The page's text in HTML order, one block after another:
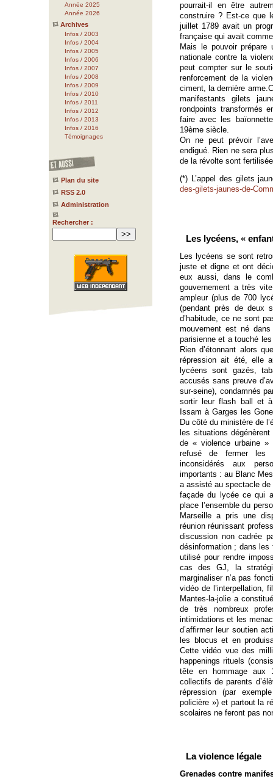
Année 2025
Année 2026
Archives
Infos / 2003
Infos / 2004
Infos / 2005
Infos / 2006
Infos / 2007
Infos / 2008
Infos / 2009
Infos / 2010
Infos / 2011
Infos / 2012
Infos / 2013
Infos / 2016
Témoignages
Plan du site
RSS 2.0
Administration
Rechercher :
pourrait-il en être
construire ? Est-ce que
juillet 1789 avait un
française qui avait
Mais le pouvoir prépare
nationale contre la
peut compter sur le
renforcement de la
ciment, la dernière
manifestants gilets
rondpoints transformés
faire avec les
19ème siècle.
On ne peut prévoir
endigué. Rien ne sera
de la révolte sont
(*) L’appel des gilets
des-gilets-jaunes-de-
Les lycéens, «
Les lycéens se sont
juste et digne et ont
eux aussi, dans le
gouvernement a très
ampleur (plus de 700
(pendant près de deux
d’habitude, ce ne sont
mouvement est né
parisienne et a touché
Rien d’étonnant alors
répression ait été, elle
lycéens sont gazés,
accusés sans preuve
sur-seine), condamnés
sortir leur flash ball et
Issam à Garges les
Du côté du ministère de
les situations
de « violence urbaine
refusé de fermer les
inconsidérés aux
importants : au Blanc
a assisté au spectacle
façade du lycée ce qui
place l’ensemble du
Marseille a pris une
réunion réunissant
discussion non cadrée
désinformation ; dans
utilisé pour rendre
cas des GJ, la
marginaliser n’a pas
vidéo de l’interpellation,
Mantes-la-jolie a
de très nombreux
intimidations et les
d’affirmer leur soutien
les blocus et en
Cette vidéo vue des
happenings rituels
tête en hommage aux
collectifs de parents
répression (par
policière ») et partout la
scolaires ne feront pas
La violence légale
Grenades contre